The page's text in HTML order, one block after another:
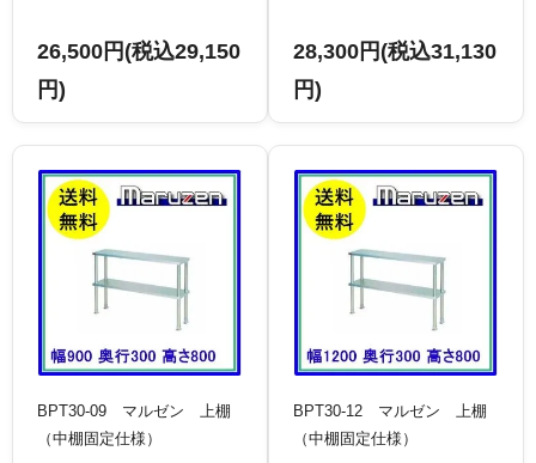
26,500円(税込29,150
円)
28,300円(税込31,130
円)
BPT30-09 マルゼン 上棚
（中棚固定仕様）
BPT30-12 マルゼン 上棚
（中棚固定仕様）